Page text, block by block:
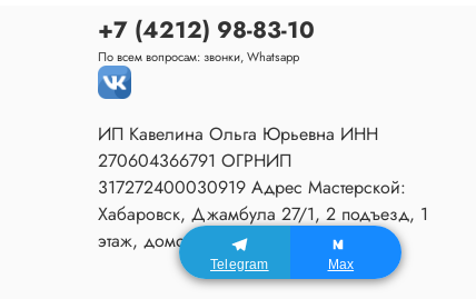
+7 (4212) 98-83-10
По всем вопросам: звонки, Whatsapp
ИП Кавелина Ольга Юрьевна ИНН
270604366791 ОГРНИП
317272400030919 Адрес Мастерской:
Хабаровск, Джамбула 27/1, 2 подъезд, 1
этаж, домофон 80.
Telegram Max